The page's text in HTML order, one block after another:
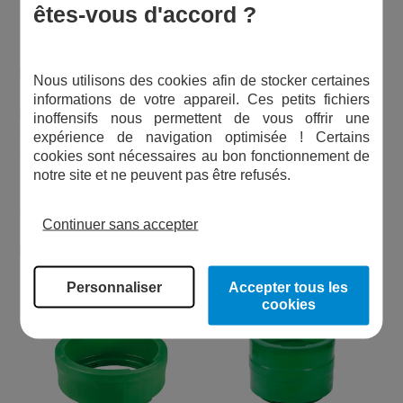
toutes circulaires
pour l'entrée des déchets appelée également fil d'eau (FEA).
Dans 90% des installation la canalisation est trop profonde
par rapport au fil d'eau de la cuve. Il est donc difficile
d'atteindre votre cuve et plus dur encore d'atteindre la pompe
de relevage, pour un quelconque entretien.
ainsi votre station de relevage aura pris un peu plus de
êtes-vous d'accord ?
Nous utilisons des cookies afin de stocker certaines
informations de votre appareil. Ces petits fichiers
inoffensifs nous permettent de vous offrir une
expérience de navigation optimisée ! Certains
cookies sont nécessaires au bon fonctionnement de
notre site et ne peuvent pas être refusés.
Continuer sans accepter
Personnaliser
Accepter tous les
cookies